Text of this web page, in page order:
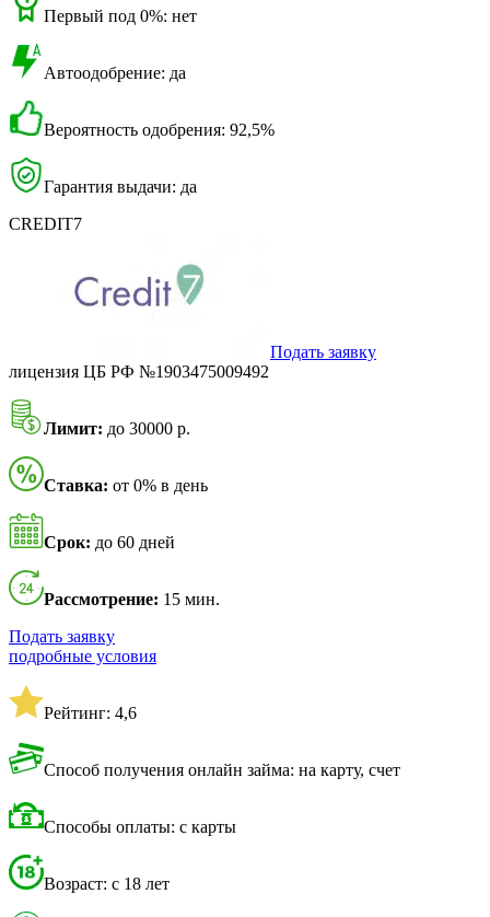
Первый под 0%: нет
Автоодобрение: да
Вероятность одобрения: 92,5%
Гарантия выдачи: да
CREDIT7
Подать заявку
лицензия ЦБ РФ №1903475009492
Лимит: до 30000 р.
Ставка: от 0% в день
Срок: до 60 дней
Рассмотрение: 15 мин.
Подать заявку
подробные условия
Рейтинг: 4,6
Способ получения онлайн займа: на карту, счет
Способы оплаты: с карты
Возраст: с 18 лет